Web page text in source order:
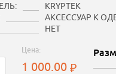
KRYPTEK
АКСЕССУАР К
НЕТ
Цена:
1 000.00